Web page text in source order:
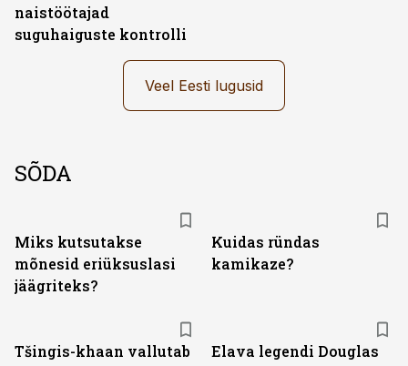
naistöötajad
suguhaiguste kontrolli
Veel Eesti lugusid
SÕDA
Miks kutsutakse
mõnesid eriüksuslasi
jäägriteks?
Kuidas ründas
kamikaze?
Tšingis-khaan vallutab
Elava legendi Douglas